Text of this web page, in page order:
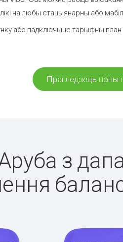
на любы стацыянарны або
або падключыце тарыфны план
Прагледзець цэны
Аруба з